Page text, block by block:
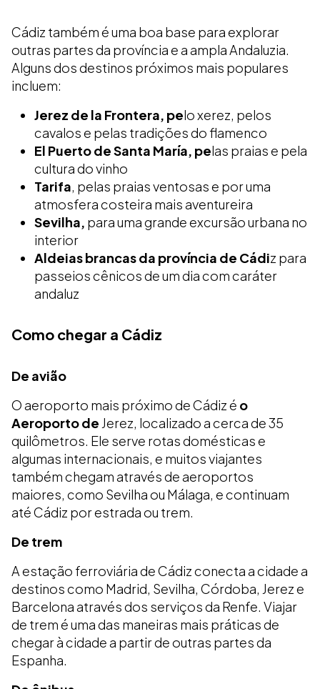
Cádiz também é uma boa base para explorar
outras partes da província e a ampla Andaluzia.
Alguns dos destinos próximos mais populares
incluem:
Jerez de la Frontera, pelo xerez, pelos
cavalos e pelas tradições do flamenco
El Puerto de Santa María, pelas praias e pela
cultura do vinho
Tarifa, pelas praias ventosas e por uma
atmosfera costeira mais aventureira
Sevilha, para uma grande excursão urbana no
interior
Aldeias brancas da província de Cádiz para
passeios cênicos de um dia com caráter
andaluz
Como chegar a Cádiz
De avião
O aeroporto mais próximo de Cádiz é o
Aeroporto de Jerez, localizado a cerca de 35
quilômetros. Ele serve rotas domésticas e
algumas internacionais, e muitos viajantes
também chegam através de aeroportos
maiores, como Sevilha ou Málaga, e continuam
até Cádiz por estrada ou trem.
De trem
A estação ferroviária de Cádiz conecta a cidade a
destinos como Madrid, Sevilha, Córdoba, Jerez e
Barcelona através dos serviços da Renfe. Viajar
de trem é uma das maneiras mais práticas de
chegar à cidade a partir de outras partes da
Espanha.